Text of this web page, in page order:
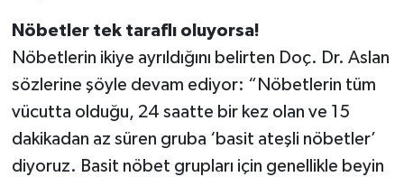
Nöbetler tek taraflı oluyorsa!
Nöbetlerin ikiye ayrıldığını belirten Doç. Dr. Aslan
sözlerine şöyle devam ediyor: “Nöbetlerin tüm
vücutta olduğu, 24 saatte bir kez olan ve 15
dakikadan az süren gruba ‘basit ateşli nöbetler’
diyoruz. Basit nöbet grupları için genellikle beyin